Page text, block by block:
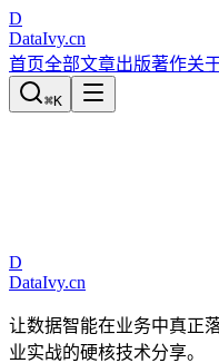
D
DataIvy.cn
首页全部文章出版著作关
⌘K
D
DataIvy.cn
让数据智能在业务中真正
业实战的硬核技术分享。